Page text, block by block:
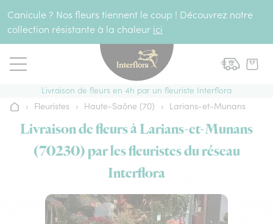
Canicule ? Nos fleurs tiennent le coup ! Découvrez notre
collection résistante à la chaleur ici
Livraison de fleurs en 4h par un fleuriste Interflora
Accueil
› Fleuristes › Haute-Saône (70) › Larians-et-Munans
Livraison de fleurs à Larians-et-Munans
(70230) par les fleuristes du réseau
Interflora